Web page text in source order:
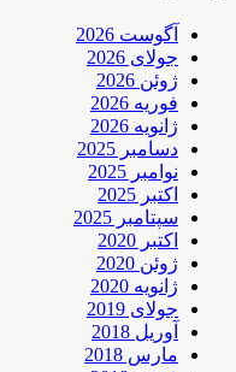
آگوست 2026
جولای 2026
ژوئن 2026
فوریه 2026
ژانویه 2026
دسامبر 2025
نوامبر 2025
اکتبر 2025
سپتامبر 2025
اکتبر 2020
ژوئن 2020
ژانویه 2020
جولای 2019
آوریل 2018
مارس 2018